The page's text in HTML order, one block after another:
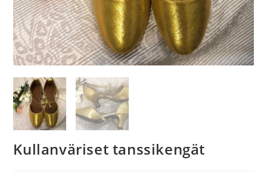
Kullanväriset tanssikengät